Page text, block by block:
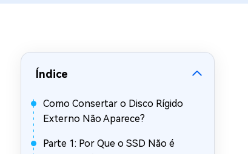
Índice
Como Consertar o Disco Rígido
Externo Não Aparece?
Parte 1: Por Que o SSD Não é